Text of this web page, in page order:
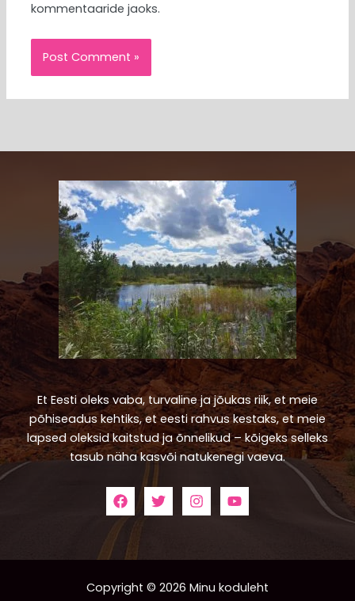
kommentaaride jaoks.
Et Eesti oleks vaba, turvaline ja jõukas riik, et meie
põhiseadus kehtiks, et eesti rahvus kestaks, et meie
lapsed oleksid kaitstud ja õnnelikud – kõigeks selleks
tasub näha kasvõi natukenegi vaeva.
Copyright © 2026 Minu koduleht